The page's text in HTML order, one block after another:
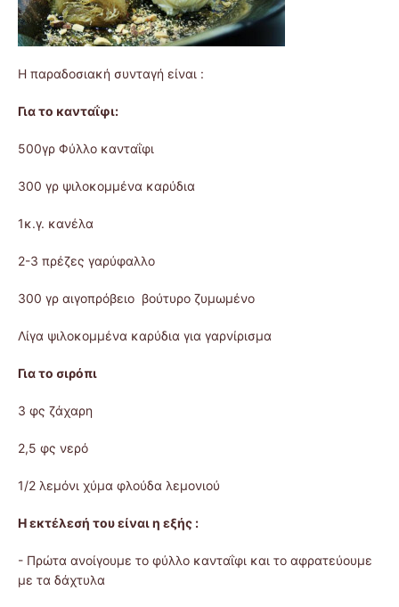
Η παραδοσιακή συνταγή είναι :
Για το κανταΐφι:
500γρ Φύλλο κανταΐφι
300 γρ ψιλοκομμένα καρύδια
1κ.γ. κανέλα
2-3 πρέζες γαρύφαλλο
300 γρ αιγοπρόβειο βούτυρο ζυμωμένο
Λίγα ψιλοκομμένα καρύδια για γαρνίρισμα
Για το σιρόπι
3 φς ζάχαρη
2,5 φς νερό
1/2 λεμόνι χύμα φλούδα λεμονιού
Η εκτέλεσή του είναι η εξής :
- Πρώτα ανοίγουμε το φύλλο κανταΐφι και το αφρατεύουμε
με τα δάχτυλα